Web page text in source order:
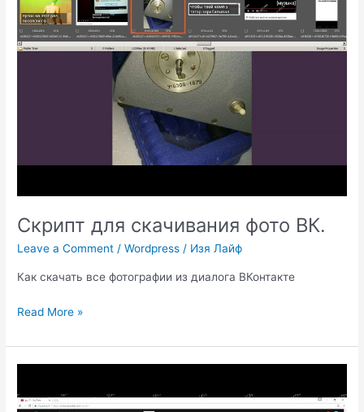
Скрипт для скачивания фото ВК.
Leave a Comment /Wordpress / Изя Лайф
Как скачать все фотографии из диалога ВКонтакте
Скрипт
скачивания
фото
Read More »